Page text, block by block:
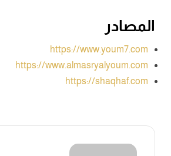
المصادر
https://www.youm7.com
https://www.almasryalyoum.com
https://shaqhaf.com